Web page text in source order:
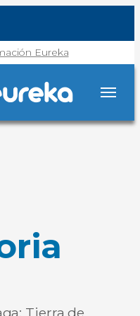
Eureka
Tierra de